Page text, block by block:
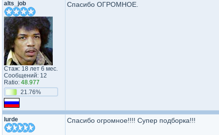
alts_job
Стаж: 18 лет 6 мес.
Сообщений: 12
Ratio: 48.977
21.76%
Спасибо ОГРОМНОЕ.
lurde Спасибо огромное!!!! Супер подборка!!!